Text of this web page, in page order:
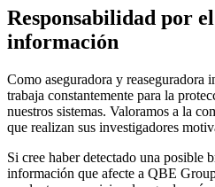
Responsabilidad por
información
Como aseguradora y
trabaja constantemente para la
nuestros sistemas. Valoramos a la
que realizan sus investigadores
Si cree haber detectado una posible
información que afecte a QBE